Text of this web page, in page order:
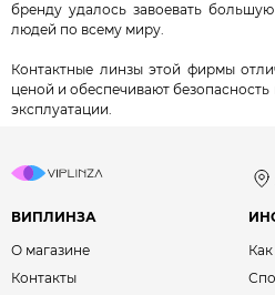
бренду удалось завоевать
людей по всему миру.
Контактные линзы этой фирмы
ценой и обеспечивают
эксплуатации.
ВИПЛИНЗА
О магазине
Контакты
Как